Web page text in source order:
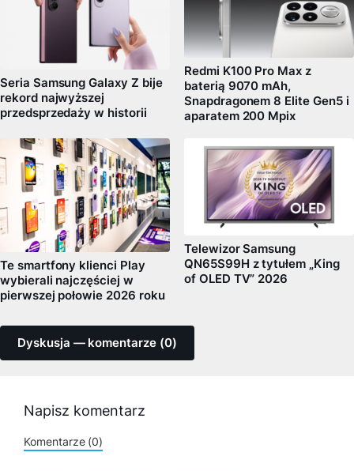
Seria Samsung Galaxy Z bije
rekord najwyższej
przedsprzedaży w historii
Redmi K100 Pro Max z
baterią 9070 mAh,
Snapdragonem 8 Elite Gen5 i
aparatem 200 Mpix
Te smartfony klienci Play
wybierali najczęściej w
pierwszej połowie 2026 roku
Telewizor Samsung
QN65S99H z tytułem „King
of OLED TV” 2026
Dyskusja — komentarze (0)
Napisz komentarz
Komentarze (0)